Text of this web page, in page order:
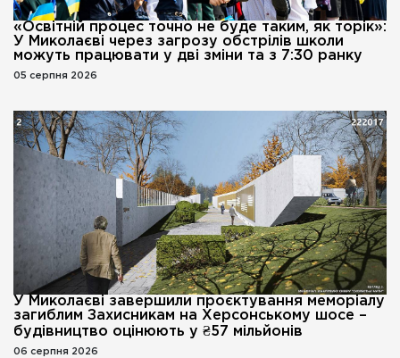
«Освітній процес точно не буде таким, як торік»:
У Миколаєві через загрозу обстрілів школи
можуть працювати у дві зміни та з 7:30 ранку
05 серпня 2026
У Миколаєві завершили проєктування меморіалу
загиблим Захисникам на Херсонському шосе –
будівництво оцінюють у ₴57 мільйонів
06 серпня 2026